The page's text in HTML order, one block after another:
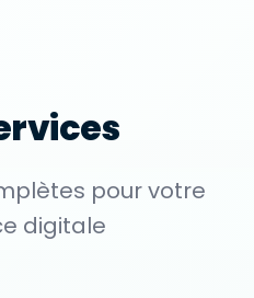
pour votre
digitale